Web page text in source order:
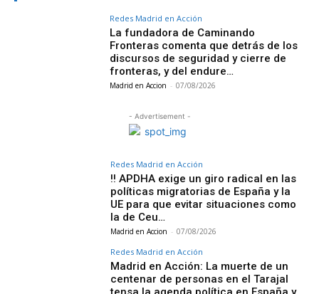
Redes Madrid en Acción
La fundadora de Caminando
Fronteras comenta que detrás de los
discursos de seguridad y cierre de
fronteras, y del endure…
Madrid en Accion - 07/08/2026
- Advertisement -
Redes Madrid en Acción
‼️ APDHA exige un giro radical en las
políticas migratorias de España y la
UE para que evitar situaciones como
la de Ceu…
Madrid en Accion - 07/08/2026
Redes Madrid en Acción
Madrid en Acción: La muerte de un
centenar de personas en el Tarajal